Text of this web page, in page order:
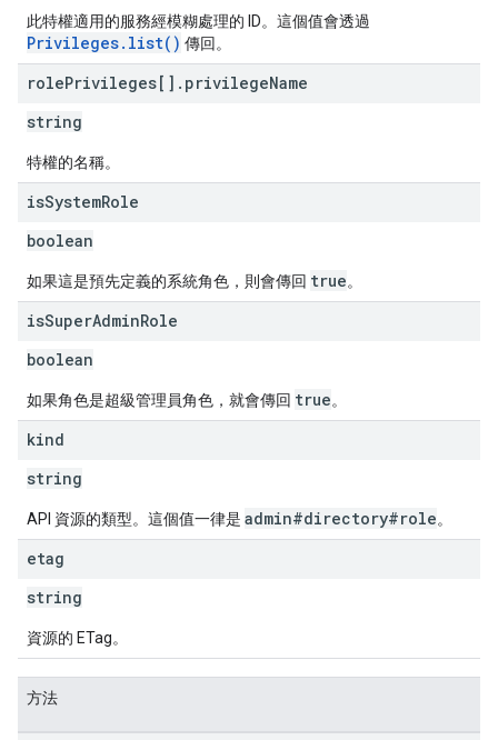
此特權適用的服務經模糊處理的 ID。這個值會透過
Privileges.list() 傳回。
rolePrivileges[] . privilegeName
string
特權的名稱。
isSystemRole
boolean
如果這是預先定義的系統角色，則會傳回 true。
isSuperAdminRole
boolean
如果角色是超級管理員角色，就會傳回 true。
kind
string
API 資源的類型。這個值一律是 admin#directory#role。
etag
string
資源的 ETag。
方法